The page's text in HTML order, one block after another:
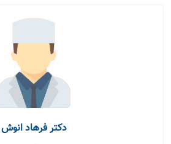
دکتر فرهاد انوش